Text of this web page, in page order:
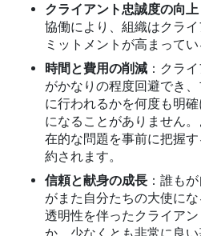
クライアント忠誠度の向上
協働により、組織はクラ
ミットメントが高まって
時間と費用の削減 ：クラ
がかなりの程度回避でき
に行われるかを何度も明
になることがありません
在的な問題を事前に把握
約されます。
信頼と献身の成長 ：誰も
がまた自分たちの大使にな
透明性を伴ったクライア